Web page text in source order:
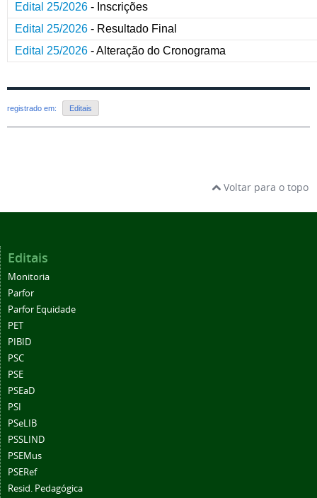
Edital 25/2026 - Inscrições
Edital 25/2026 - Resultado Final
Edital 25/2026 - Alteração do Cronograma
registrado em: Editais
Voltar para o topo
Editais
Monitoria
Parfor
Parfor Equidade
PET
PIBID
PSC
PSE
PSEaD
PSI
PSeLIB
PSSLIND
PSEMus
PSERef
Resid. Pedagógica